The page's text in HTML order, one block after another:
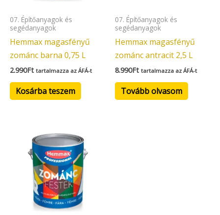
07. Építőanyagok és
segédanyagok
Hemmax magasfényű
zománc barna 0,75 L
2.990Ft tartalmazza az ÁFÁ-t
Kosárba teszem
07. Építőanyagok és
segédanyagok
Hemmax magasfényű
zománc antracit 2,5 L
8.990Ft tartalmazza az ÁFÁ-t
Tovább olvasom